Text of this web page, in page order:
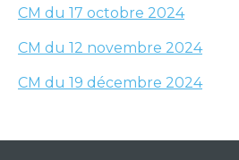
CM du 17 octobre 2024
CM du 12 novembre 2024
CM du 19 décembre 2024